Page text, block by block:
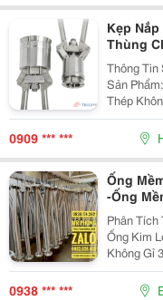
Kẹp
Thùng
Thông Tin Sản Phẩm Mã
Sản Phẩm:
Thép Không Gỉ (Inox)
Việt Nam Đơn Vị Sản Xuất: Cty Tnhh Mtv Thiết Bị Kỹ
0909 *** ***
Ống
-Ống
-Ống
Ống
Phân Tích
Ống Kim
Không Gỉ 304 Các Ống Kim Loại Này
Bên
0938 *** ***